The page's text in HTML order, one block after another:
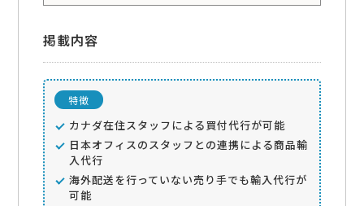
掲載内容
特徴
カナダ在住スタッフによる買付代行が可能
日本オフィスのスタッフとの連携による商品輸
入代行
海外配送を行っていない売り手でも輸入代行が
可能